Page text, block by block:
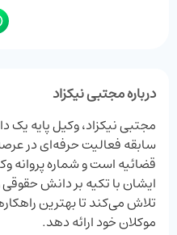
درباره مجتبی نیکزاد
سابقه فعالیت حرفه‌ای در
ایشان با تکیه بر دانش
تلاش می‌کند تا بهترین
موکلان خود ارائه دهد.